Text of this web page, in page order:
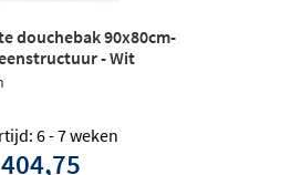
douchebak 90x80cm-
- Wit
6 - 7 weken
404,75